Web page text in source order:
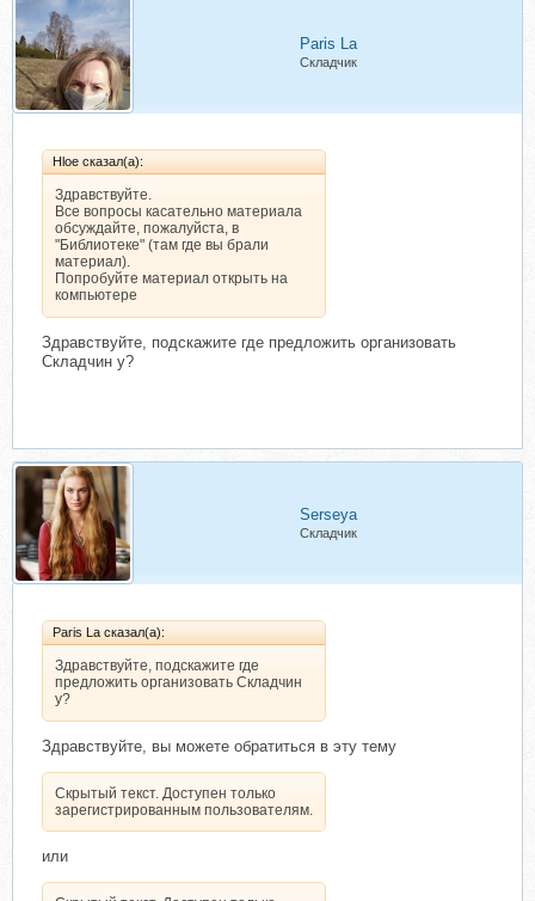
Paris La
Складчик
Hloe сказал(а):
Здравствуйте.
Все вопросы касательно материала
обсуждайте, пожалуйста, в
"Библиотеке" (там где вы брали
материал).
Попробуйте материал открыть на
компьютере
Здравствуйте, подскажите где предложить организовать
Складчин у?
Serseya
Складчик
Paris La сказал(а):
Здравствуйте, подскажите где
предложить организовать Складчин
у?
Здравствуйте, вы можете обратиться в эту тему
Скрытый текст. Доступен только
зарегистрированным пользователям.
или